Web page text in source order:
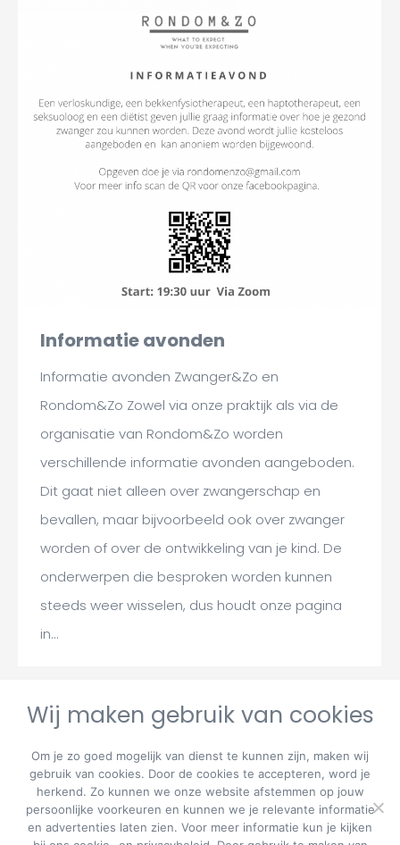
Informatie avonden
Informatie avonden Zwanger&Zo en
Rondom&Zo Zowel via onze praktijk als via de
organisatie van Rondom&Zo worden
verschillende informatie avonden aangeboden.
Dit gaat niet alleen over zwangerschap en
bevallen, maar bijvoorbeeld ook over zwanger
worden of over de ontwikkeling van je kind. De
onderwerpen die besproken worden kunnen
steeds weer wisselen, dus houdt onze pagina
in…
1 2 →
Wij maken gebruik van cookies
Om je zo goed mogelijk van dienst te kunnen zijn, maken wij
gebruik van cookies. Door de cookies te accepteren, word je
herkend. Zo kunnen we onze website afstemmen op jouw
persoonlijke voorkeuren en kunnen we je relevante informatie
en advertenties laten zien. Voor meer informatie kun je kijken